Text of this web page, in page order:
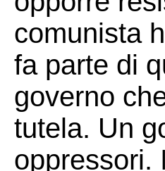
comunista
fa parte di
governo
tutela. Un
oppressori.